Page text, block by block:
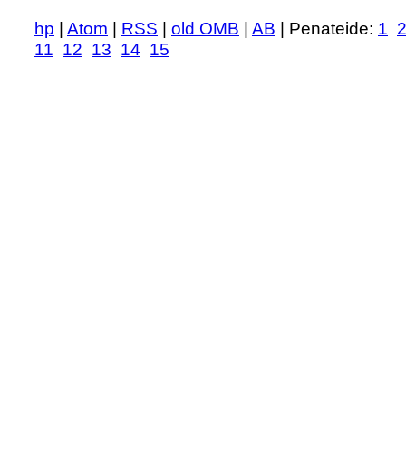
hp | Atom | RSS | old OMB | AB | Penateide: 1 2
11 12 13 14 15